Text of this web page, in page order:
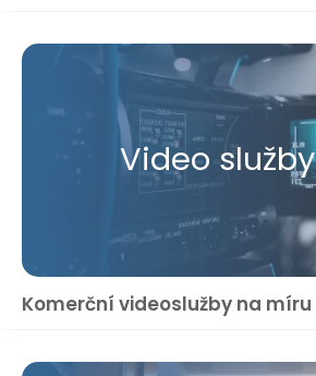
Video služby
Komerční videoslužby na míru